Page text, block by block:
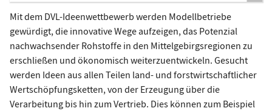
Mit dem DVL-Ideenwettbewerb werden Modellbetriebe
gewürdigt, die innovative Wege aufzeigen, das Potenzial
nachwachsender Rohstoffe in den Mittelgebirgsregionen zu
erschließen und ökonomisch weiterzuentwickeln. Gesucht
werden Ideen aus allen Teilen land- und forstwirtschaftlicher
Wertschöpfungsketten, von der Erzeugung über die
Verarbeitung bis hin zum Vertrieb. Dies können zum Beispiel